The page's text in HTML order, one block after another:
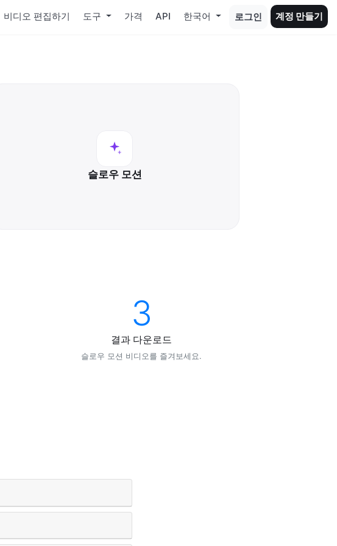
비디오 편집하기 도구 가격 API 한국어 로그인 계정 만들기
슬로우 모션
3
결과 다운로드
슬로우 모션 비디오를 즐겨보세요.